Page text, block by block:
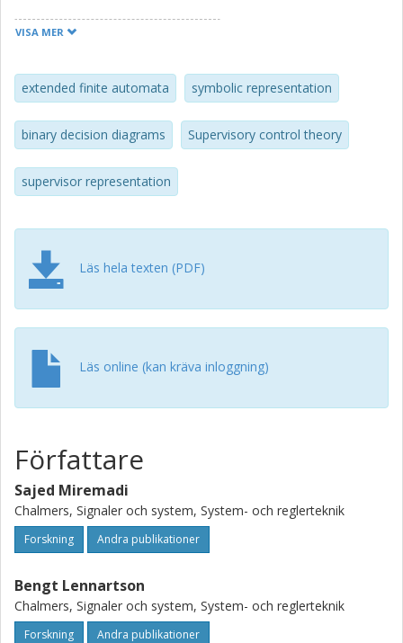
understand and implement the supervisor. To handle this
conditional expressions generated from the monolithic
supervisor. In order to, potentially, be able to handle
complex systems efficiently, the models are symbolically
represented by binary decision diagrams (BDDs). All
computations that are performed in this framework are
based on BDD operations. The framework has been
industrially relevant benchmark problems.
VISA MER
extended finite automata symbolic representation
binary decision diagrams Supervisory control theory
supervisor representation
Läs hela texten (PDF)
Läs online (kan kräva inloggning)
Författare
Sajed Miremadi
Chalmers, Signaler och system, System- och reglerteknik
Forskning Andra publikationer
Bengt Lennartson
Chalmers, Signaler och system, System- och reglerteknik
Forskning Andra publikationer